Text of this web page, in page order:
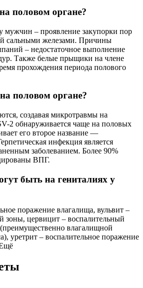
половом органе?
– проявление закупорки пор
сальными железами. Причины
– недостаточное выполнение
Также белые прыщики на члене
прохождения периода полового
половом органе?
создавая микротравмы на
2 обнаруживается чаще на половых
его второе название —
инфекция является
заболеванием. Более 90%
ВПГ.
быть на гениталиях у
поражение влагалища, вульвит –
зоны, цервицит – воспалительный
влагалищной
уретрит – воспалительное поражение